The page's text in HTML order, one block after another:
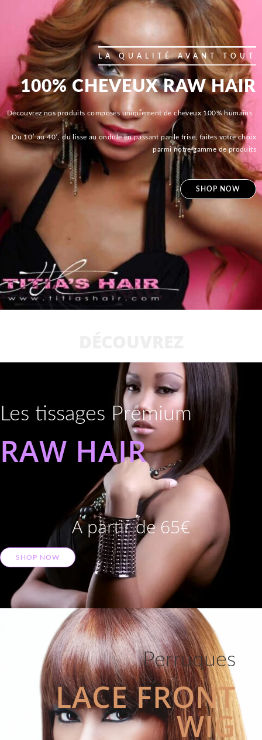
LA QUALITÉ AVANT TOUT
100% CHEVEUX RAW HAIR
Découvrez nos produits composés uniquement de cheveux 100% humains.
Du 10′ au 40′, du lisse au ondulé en passant par le frisé, faites votre choix
parmi notre gamme de produits
SHOP NOW
Les tissages Premium
RAW HAIR
A partir de 65€
SHOP NOW
Perruques
LACE FRONT
WIG